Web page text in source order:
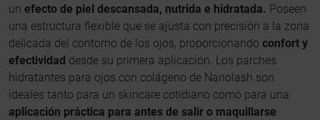
un efecto de piel descansada, nutrida e hidratada. Poseen
una estructura flexible que se ajusta con precisión a la zona
delicada del contorno de los ojos, proporcionando confort y
efectividad desde su primera aplicación. Los parches
hidratantes para ojos con colágeno de Nanolash son
ideales tanto para un skincare cotidiano como para una
aplicación práctica para antes de salir o maquillarse.